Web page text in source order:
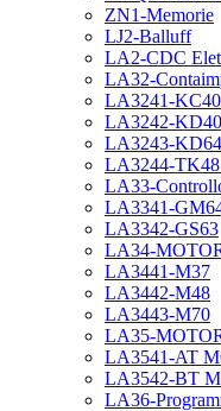
ZN1-Memorie
LJ2-Balluff
LA2-CDC
LA32-
LA3241-
LA3242-
LA3243-
LA3244-
LA33-
LA3341-
LA3342-GS63
LA34-
LA3441-M37
LA3442-M48
LA3443-M70
LA35-
LA3541-AT
LA3542-BT
LA36-